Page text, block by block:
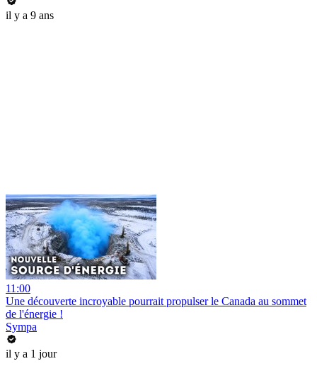
il y a 9 ans
11:00
Une découverte incroyable pourrait propulser le Canada au sommet
de l'énergie !
Sympa
il y a 1 jour